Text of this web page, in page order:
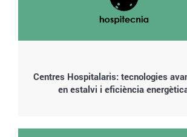
Centres Hospitalaris: tecnologies
en estalvi i eficiència